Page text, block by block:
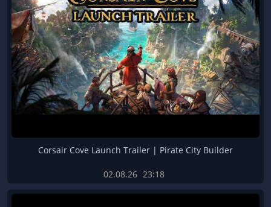
Corsair Cove Launch Trailer | Pirate City Builder
02.08.26 23:18